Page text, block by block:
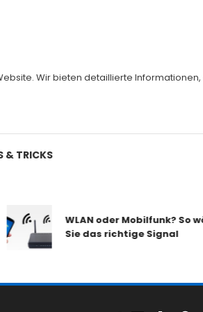
Wir bieten detaillierte
& TRICKS
WLAN oder Mobilfunk? So
Sie das richtige Signal